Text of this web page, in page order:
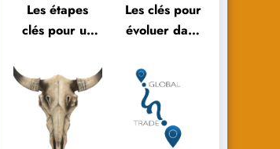
Les étapes
clés pour un
d’année réussi
Les clés pour
évoluer dans
moderne